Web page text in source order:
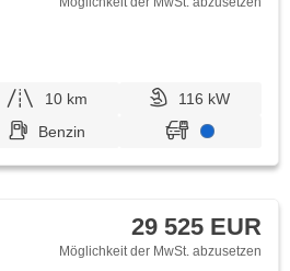
10 km
116 kW
Benzin
29 525 EUR
Möglichkeit der MwSt. abzusetzen